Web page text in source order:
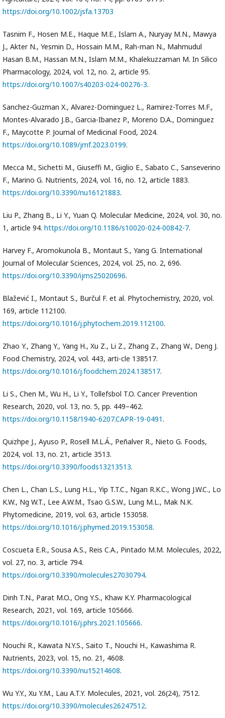
https://doi.org/10.1002/jsfa.13703
Tasnim F., Hosen M.E., Haque M.E., Islam A., Nuryay M.N., Mawya
J., Akter N., Yesmin D., Hossain M.M., Rah-man N., Mahmudul
Hasan B.M., Hassan M.N., Islam M.M., Khalekuzzaman M. In Silico
Pharmacology, 2024, vol. 12, no. 2, article 95.
https://doi.org/10.1007/s40203-024-00276-3.
Sanchez-Guzman X., Alvarez-Dominguez L., Ramirez-Torres M.F.,
Montes-Alvarado J.B., Garcia-Ibanez P., Moreno D.A., Dominguez
F., Maycotte P. Journal of Medicinal Food, 2024.
https://doi.org/10.1089/jmf.2023.0199.
Mecca M., Sichetti M., Giuseffi M., Giglio E., Sabato C., Sanseverino
F., Marino G. Nutrients, 2024, vol. 16, no. 12, article 1883.
https://doi.org/10.3390/nu16121883.
Liu P., Zhang B., Li Y., Yuan Q. Molecular Medicine, 2024, vol. 30, no.
1, article 94. https://doi.org/10.1186/s10020-024-00842-7.
Harvey F., Aromokunola B., Montaut S., Yang G. International
Journal of Molecular Sciences, 2024, vol. 25, no. 2, 696.
https://doi.org/10.3390/ijms25020696.
Blažević I., Montaut S., Burčul F. et al. Phytochemistry, 2020, vol.
169, article 112100.
https://doi.org/10.1016/j.phytochem.2019.112100.
Zhao Y., Zhang Y., Yang H., Xu Z., Li Z., Zhang Z., Zhang W., Deng J.
Food Chemistry, 2024, vol. 443, arti-cle 138517.
https://doi.org/10.1016/j.foodchem.2024.138517.
Li S., Chen M., Wu H., Li Y., Tollefsbol T.O. Cancer Prevention
Research, 2020, vol. 13, no. 5, pp. 449–462.
https://doi.org/10.1158/1940-6207.CAPR-19-0491.
Quizhpe J., Ayuso P., Rosell M.L.Á., Peñalver R., Nieto G. Foods,
2024, vol. 13, no. 21, article 3513.
https://doi.org/10.3390/foods13213513.
Chen L., Chan L.S., Lung H.L., Yip T.T.C., Ngan R.K.C., Wong J.W.C., Lo
K.W., Ng W.T., Lee A.W.M., Tsao G.S.W., Lung M.L., Mak N.K.
Phytomedicine, 2019, vol. 63, article 153058.
https://doi.org/10.1016/j.phymed.2019.153058.
Coscueta E.R., Sousa A.S., Reis C.A., Pintado M.M. Molecules, 2022,
vol. 27, no. 3, article 794.
https://doi.org/10.3390/molecules27030794.
Dinh T.N., Parat M.O., Ong Y.S., Khaw K.Y. Pharmacological
Research, 2021, vol. 169, article 105666.
https://doi.org/10.1016/j.phrs.2021.105666.
Nouchi R., Kawata N.Y.S., Saito T., Nouchi H., Kawashima R.
Nutrients, 2023, vol. 15, no. 21, 4608.
https://doi.org/10.3390/nu15214608.
Wu Y.Y., Xu Y.M., Lau A.T.Y. Molecules, 2021, vol. 26(24), 7512.
https://doi.org/10.3390/molecules26247512.